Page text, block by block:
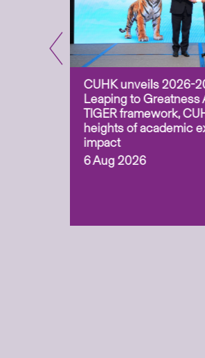
CUHK unveils 2026-
Leaping to
TIGER framework,
heights of academic
impact
6 Aug 2026